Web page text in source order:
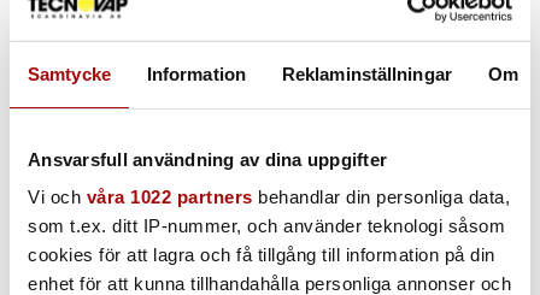
Samtycke Information Reklaminställningar Om
Ansvarsfull användning av dina uppgifter
Vi och våra 1022 partners behandlar din personliga data,
som t.ex. ditt IP-nummer, och använder teknologi såsom
cookies för att lagra och få tillgång till information på din
enhet för att kunna tillhandahålla personliga annonser och
Se vår film om hur du använder SpaceVac för
höghöjdsstädning utomhus.